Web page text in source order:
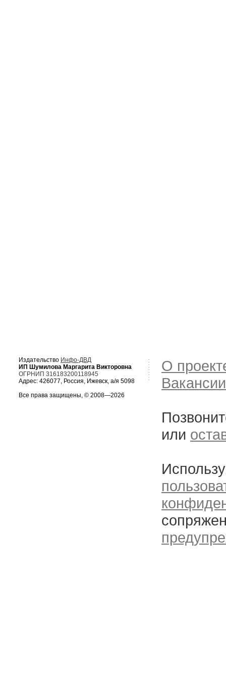
Издательство Инфо-ДВД
ИП Шумилова Маргарита Викторовна
ОГРНИП 316183200118945
Адрес: 426077, Россия, Ижевск, а/я 5098
Все права защищены, © 2008—2026
О
Вакансии
или